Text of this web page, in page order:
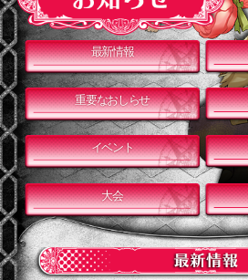
最新情報
重要なおしらせ
イベント
大会